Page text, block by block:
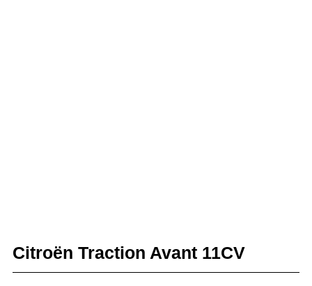
Citroën Traction Avant 11CV